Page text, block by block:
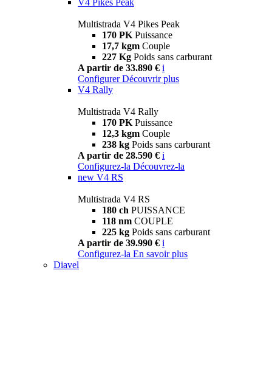
Multistrada V4 Pikes Peak
170 PK Puissance
17,7 kgm Couple
227 Kg Poids sans carburant
A partir de 33.890 € i
Configurer Découvrir plus
V4 Rally
Multistrada V4 Rally
170 PK Puissance
12,3 kgm Couple
238 kg Poids sans carburant
A partir de 28.590 € i
Configurez-la Découvrez-la
new V4 RS
Multistrada V4 RS
180 ch PUISSANCE
118 nm COUPLE
225 kg Poids sans carburant
A partir de 39.990 € i
Configurez-la En savoir plus
Diavel